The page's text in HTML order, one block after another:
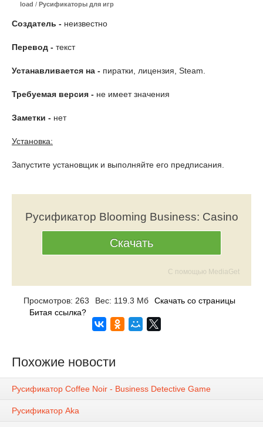
load / Русификаторы для игр
Создатель - неизвестно
Перевод - текст
Устанавливается на - пиратки, лицензия, Steam.
Требуемая версия - не имеет значения
Заметки - нет
Установка:
Запустите установщик и выполняйте его предписания.
Русификатор Blooming Business: Casino
Скачать
С помощью MediaGet
Просмотров: 263 Вес: 119.3 Мб
Скачать со страницы
Битая ссылка?
Похожие новости
Русификатор Coffee Noir - Business Detective Game
Русификатор Aka